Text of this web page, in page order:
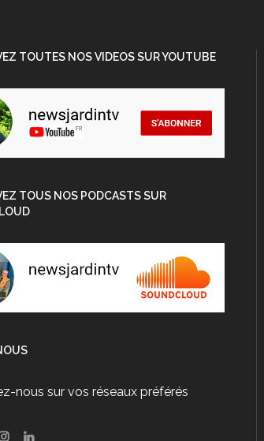
TOUTES NOS VIDEOS SUR YOUTUBE
TOUS NOS PODCASTS SUR
nous sur vos réseaux préférés